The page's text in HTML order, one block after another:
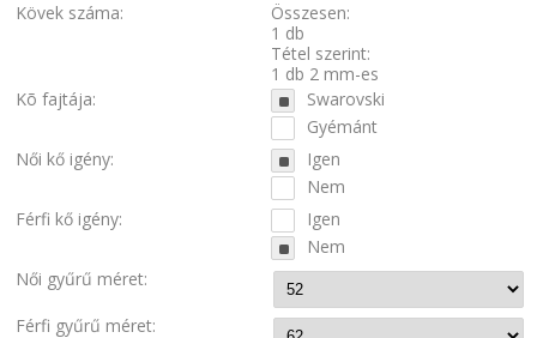
Kövek száma:
Összesen:
1 db
Tétel szerint:
1 db 2 mm-es
Kõ fajtája:
Swarovski
Gyémánt
Női kő igény:
Igen
Nem
Férfi kő igény:
Igen
Nem
Női gyűrű méret:
Férfi gyűrű méret: